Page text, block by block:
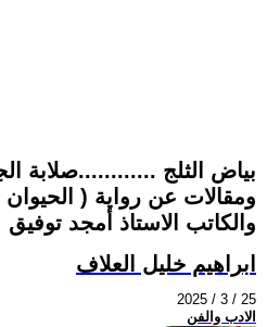
بياض الثلج ............صلابة
ومقالات عن رواية ( الحيوان
والكاتب الاستاذ أمجد توفيق
ابراهيم خليل العلاف
2025 / 3 / 25
الادب والفن